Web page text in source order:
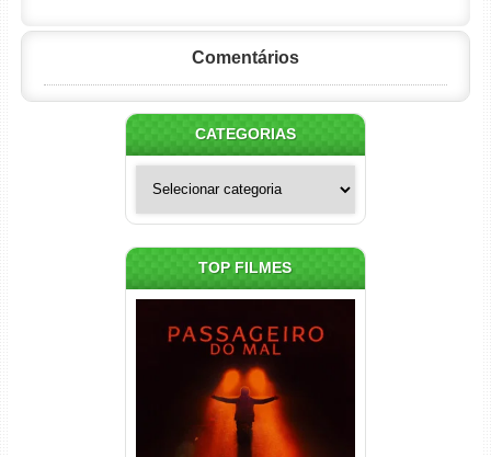
Comentários
CATEGORIAS
TOP FILMES
Passageiro do Mal Torrent